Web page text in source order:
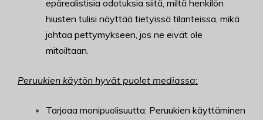
epärealistisia odotuksia siitä, miltä henkilön
hiusten tulisi näyttää tietyissä tilanteissa, mikä
johtaa pettymykseen, jos ne eivät ole
mitoiltaan.
Peruukien käytön hyvät puolet mediassa:
Tarjoaa monipuolisuutta: Peruukien käyttäminen